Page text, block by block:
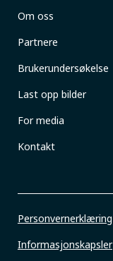
Om oss
Partnere
Brukerundersøkelse
Last opp bilder
For media
Kontakt
Personvernerklæring
Informasjonskapsler